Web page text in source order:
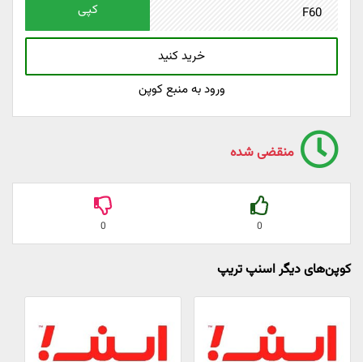
کپی
خرید کنید
ورود به منبع کوپن
منقضی شده
0
0
کوپن‌های دیگر اسنپ تریپ